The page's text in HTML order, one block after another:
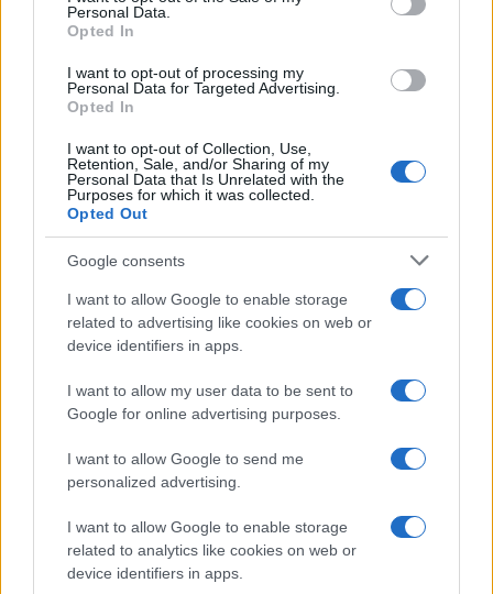
Personal Data.
Opted In
I want to opt-out of processing my
Personal Data for Targeted Advertising.
Opted In
I want to opt-out of Collection, Use,
Retention, Sale, and/or Sharing of my
Personal Data that Is Unrelated with the
Purposes for which it was collected.
Opted Out
Google consents
I want to allow Google to enable storage
related to advertising like cookies on web or
device identifiers in apps.
I want to allow my user data to be sent to
Google for online advertising purposes.
I want to allow Google to send me
personalized advertising.
I want to allow Google to enable storage
related to analytics like cookies on web or
device identifiers in apps.
σύμπαν των ακτινών Χ, αλλά και των αινιγματικών
πρωινές ώρες περιλαμβάνει διαδραστικές ομιλίες,
αστρονομικά παιχνίδια, μίνι παρουσιάσεις ταινιών,
παρατήρηση του Ήλιου.